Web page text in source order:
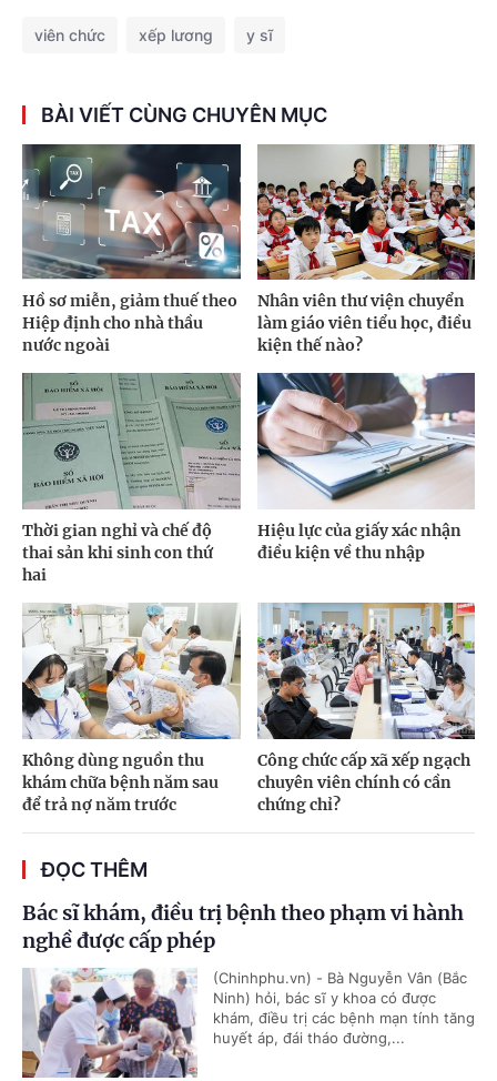
viên chức xếp lương y sĩ
BÀI VIẾT CÙNG CHUYÊN MỤC
Hồ sơ miễn, giảm thuế theo
Hiệp định cho nhà thầu
nước ngoài
Nhân viên thư viện chuyển
làm giáo viên tiểu học, điều
kiện thế nào?
Thời gian nghỉ và chế độ
thai sản khi sinh con thứ
hai
Hiệu lực của giấy xác nhận
điều kiện về thu nhập
Không dùng nguồn thu
khám chữa bệnh năm sau
để trả nợ năm trước
Công chức cấp xã xếp ngạch
chuyên viên chính có cần
chứng chỉ?
ĐỌC THÊM
Bác sĩ khám, điều trị bệnh theo phạm vi hành
nghề được cấp phép
(Chinhphu.vn) - Bà Nguyễn Vân (Bắc
Ninh) hỏi, bác sĩ y khoa có được
khám, điều trị các bệnh mạn tính tăng
huyết áp, đái tháo đường,...